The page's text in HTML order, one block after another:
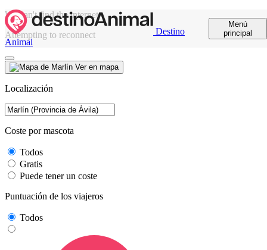
Destino
Animal
Menú
principal
We can't find the internet
Attempting to reconnect
Ver en mapa
Localización
Coste por mascota
Todos
Gratis
Puede tener un coste
Puntuación de los viajeros
Todos